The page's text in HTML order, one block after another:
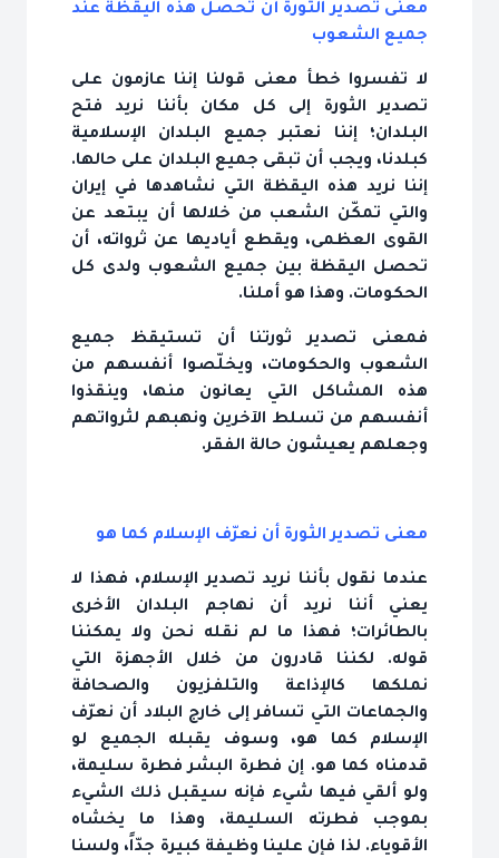
معنى تصدير الثورة أن تحصل هذه اليقظة عند
جميع الشعوب
لا تفسروا خطأ معنى قولنا إننا عازمون على
تصدير الثورة إلى كل مكان بأننا نريد فتح
البلدان؛ إننا نعتبر جميع البلدان الإسلامية
كبلدنا، ويجب أن تبقى جميع البلدان على حالها.
إننا نريد هذه اليقظة التي نشاهدها في إيران
والتي تمكّن الشعب من خلالها أن يبتعد عن
القوى العظمى، ويقطع أياديها عن ثرواته، أن
تحصل اليقظة بين جميع الشعوب ولدى كل
الحكومات. وهذا هو أملنا.
فمعنى تصدير ثورتنا أن تستيقظ جميع
الشعوب والحكومات، ويخلّصوا أنفسهم من
هذه المشاكل التي يعانون منها، وينقذوا
أنفسهم من تسلط الآخرين ونهبهم لثرواتهم
وجعلهم يعيشون حالة الفقر.
معنى تصدير الثورة أن نعرّف الإسلام كما هو
عندما نقول بأننا نريد تصدير الإسلام، فهذا لا
يعني أننا نريد أن نهاجم البلدان الأخرى
بالطائرات؛ فهذا ما لم نقله نحن ولا يمكننا
قوله. لكننا قادرون من خلال الأجهزة التي
نملكها كالإذاعة والتلفزيون والصحافة
والجماعات التي تسافر إلى خارج البلاد أن نعرّف
الإسلام كما هو، وسوف يقبله الجميع لو
قدمناه كما هو. إن فطرة البشر فطرة سليمة،
ولو ألقي فيها شيء فإنه سيقبل ذلك الشيء
بموجب فطرته السليمة، وهذا ما يخشاه
الأقوياء. لذا فإن علينا وظيفة كبيرة جدّاً، ولسنا